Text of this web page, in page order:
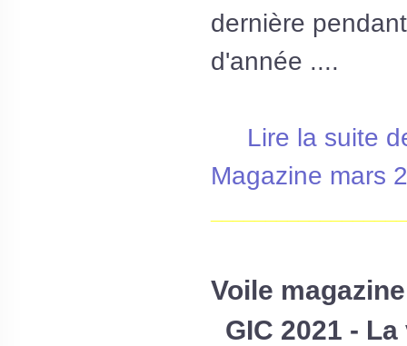
dernière
d'année ....
Lire la suite
Magazine mars
Voile
GIC 2021 -